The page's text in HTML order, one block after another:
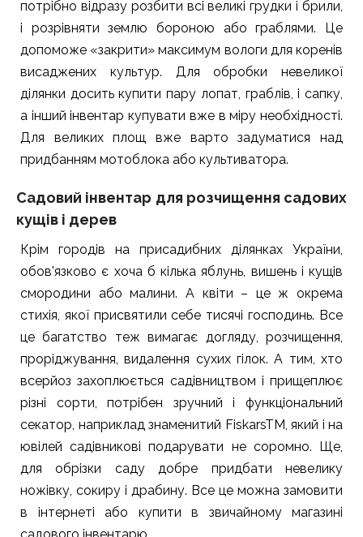
потрібно відразу розбити всі великі грудки і брили,
і розрівняти землю бороною або граблями. Це
допоможе «закрити» максимум вологи для коренів
висаджених культур. Для обробки невеликої
ділянки досить купити пару лопат, граблів, і сапку,
а інший інвентар купувати вже в міру необхідності.
Для великих площ вже варто задуматися над
придбанням мотоблока або культиватора.
Садовий інвентар для розчищення садових
кущів і дерев
Крім городів на присадибних ділянках України,
обов'язково є хоча б кілька яблунь, вишень і кущів
смородини або малини. А квіти – це ж окрема
стихія, якої присвятили себе тисячі господинь. Все
це багатство теж вимагає догляду, розчищення,
проріджування, видалення сухих гілок. А тим, хто
всерйоз захоплюється садівництвом і прищеплює
різні сорти, потрібен зручний і функціональний
секатор, наприклад знаменитий FiskarsTM, який і на
ювілей садівникові подарувати не соромно. Ще,
для обрізки саду добре придбати невелику
ножівку, сокиру і драбину. Все це можна замовити
в інтернеті або купити в звичайному магазині